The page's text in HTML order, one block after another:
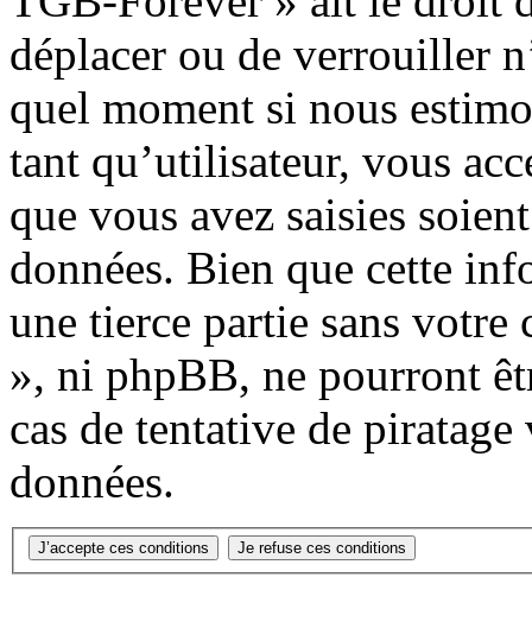
déplacer ou de verrouiller
quel moment si nous
tant qu’utilisateur, vous
que vous avez saisies
données. Bien que cette
une tierce partie sans
», ni phpBB, ne pourront
cas de tentative de
données.